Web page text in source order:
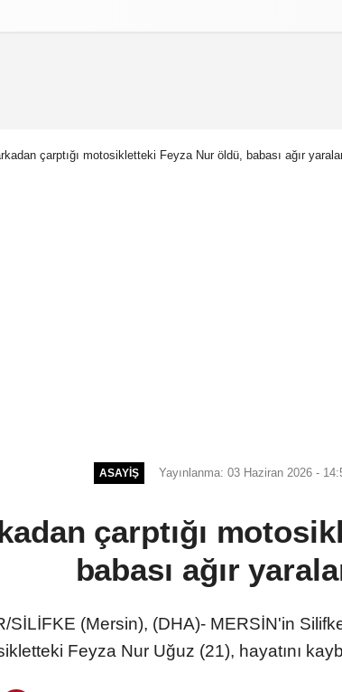
çarptığı motosikletteki Feyza Nur öldü, babası ağır
ASAYIŞ Yayınlanma: 03 Haziran 2026 -
çarptığı
babası ağır
SİLİFKE (Mersin), (DHA)- MERSİN'in
Feyza Nur Uğuz (21), hayatını